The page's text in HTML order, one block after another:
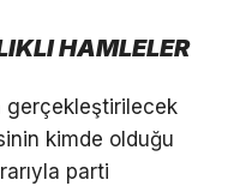
HAMLELER
gerçekleştirilecek
kimde olduğu
parti